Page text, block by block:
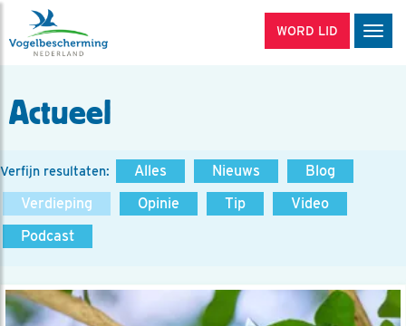
WORD LID
Actueel
Verfijn resultaten: Alles Nieuws
Blog
Verdieping
Opinie Tip
Video
Podcast